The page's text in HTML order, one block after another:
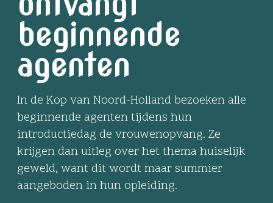
beginnende
agenten
In de Kop van Noord-Holland bezoeken alle
beginnende agenten tijdens hun
introductiedag de vrouwenopvang. Ze
krijgen dan uitleg over het thema huiselijk
geweld, want dit wordt maar summier
aangeboden in hun opleiding.